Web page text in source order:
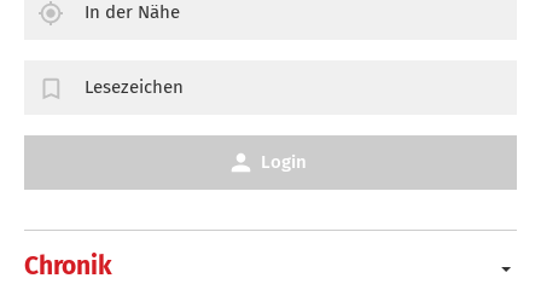
Chronik
In der Nähe
Lesezeichen
Login